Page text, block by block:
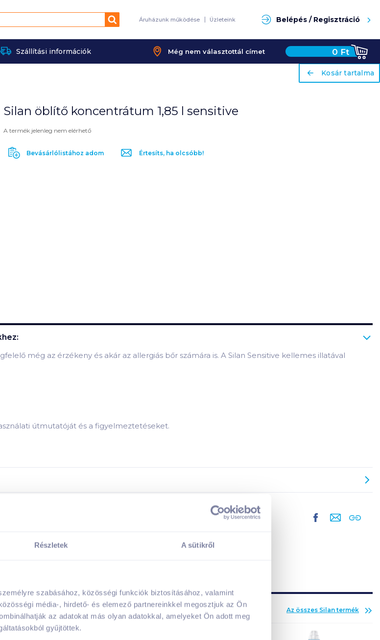
Részletek A sütikről
szabásához, közösségi funkciók biztosításához, valamint
média-, hirdető- és elemező partnereinkkel megosztjuk az Ön
az adatokat más olyan adatokkal, amelyeket Ön adott meg
gyűjtöttek.
Keresés Áruházunk működése Üzleteink Belépés / Regisztráció
Szállítási információk Még nem választottál címet 0 Ft
ariaLabel
Kosár tartalma
Adj hozzá termékeket!
Silan öblítő koncentrátum 1,85 l sensitive
A termék jelenleg nem elérhető
Bevásárlólistához adom Értesíts, ha olcsóbb!
még az érzékeny és akár az allergiás bőr számára is. A Silan Sensitive kellemes illatával
útmutatóját és a figyelmeztetéseket.
Az összes Silan termék